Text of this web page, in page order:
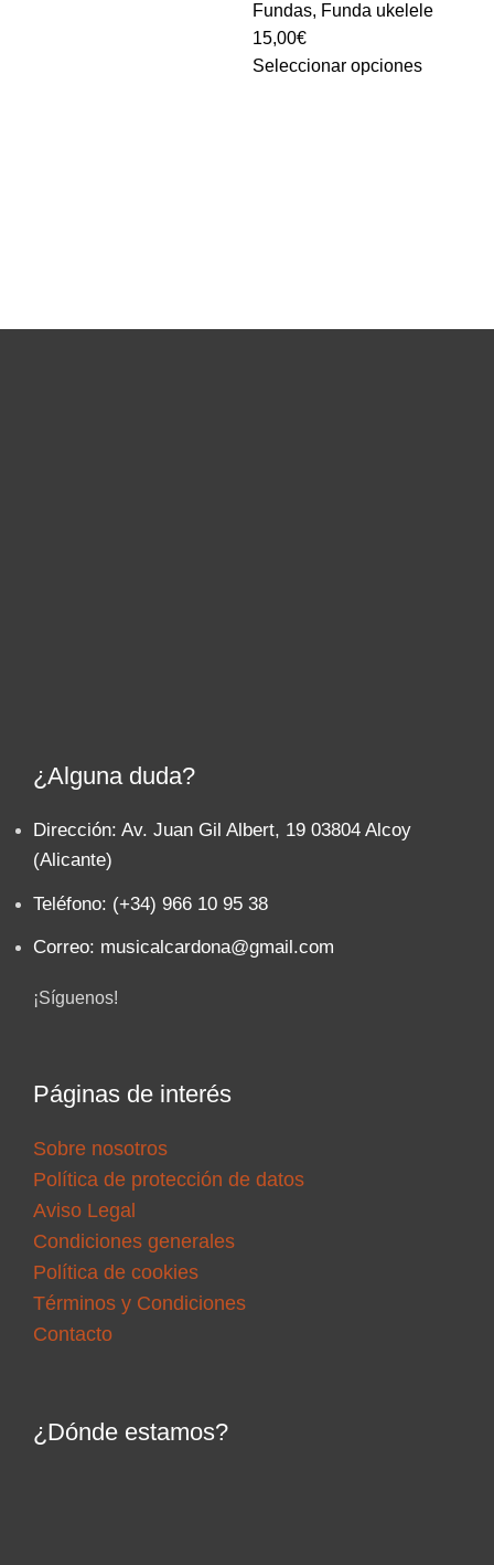
Fundas, Funda ukelele
15,00€
Seleccionar opciones
¿Alguna duda?
Dirección: Av. Juan Gil Albert, 19 03804 Alcoy
(Alicante)
Teléfono: (+34) 966 10 95 38
Correo: musicalcardona@gmail.com
¡Síguenos!
Páginas de interés
Sobre nosotros
Política de protección de datos
Aviso Legal
Condiciones generales
Política de cookies
Términos y Condiciones
Contacto
¿Dónde estamos?